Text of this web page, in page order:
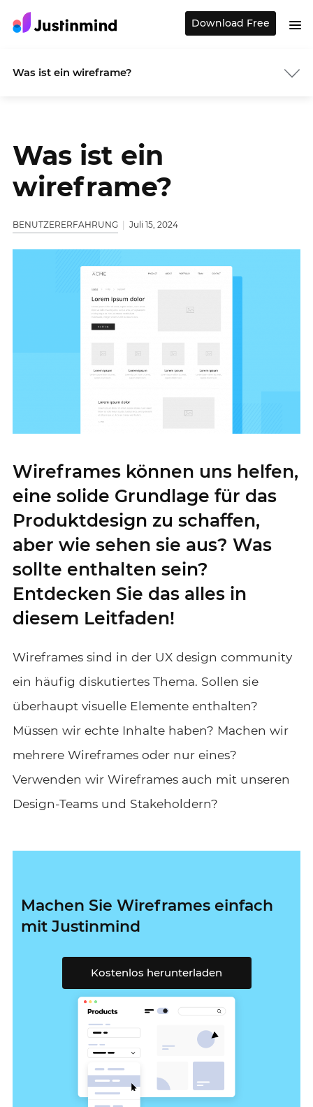
Download Free
Was ist ein wireframe?
Was ist ein
wireframe?
BENUTZERERFAHRUNG Juli 15, 2024
Wireframes können uns helfen,
eine solide Grundlage für das
Produktdesign zu schaffen,
aber wie sehen sie aus? Was
sollte enthalten sein?
Entdecken Sie das alles in
diesem Leitfaden!
Wireframes sind in der UX design community
ein häufig diskutiertes Thema. Sollen sie
überhaupt visuelle Elemente enthalten?
Müssen wir echte Inhalte haben? Machen wir
mehrere Wireframes oder nur eines?
Verwenden wir Wireframes auch mit unseren
Design-Teams und Stakeholdern?
Machen Sie Wireframes einfach
mit Justinmind
Kostenlos herunterladen